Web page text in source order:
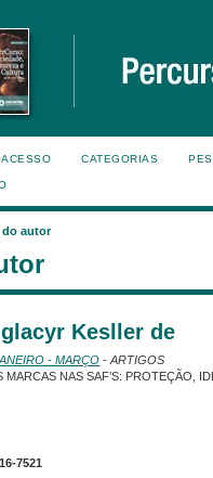
ACESSO CATEGORIAS
do autor
Kesller de
- MARÇO - ARTIGOS
MARCAS NAS SAF’S: PROTEÇÃO,
7521